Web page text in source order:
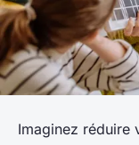
Imaginez réduire